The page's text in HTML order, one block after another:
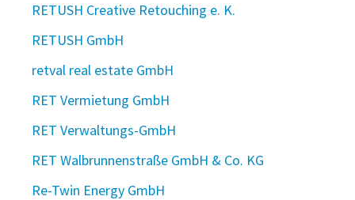
RETUSH Creative Retouching e. K.
RETUSH GmbH
retval real estate GmbH
RET Vermietung GmbH
RET Verwaltungs-GmbH
RET Walbrunnenstraße GmbH & Co. KG
Re-Twin Energy GmbH